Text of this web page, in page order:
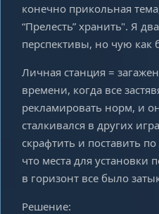
конечно прикольная
“Прелесть” хранить". Я
перспективы, но чую как
Личная станция =
времени, когда все
рекламировать норм, и
сталкивался в других
скрафтить и поставить
что места для установки
в горизонт все было
Решение: